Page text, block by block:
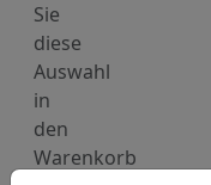
Sie
diese
Auswahl
in
den
Warenkorb